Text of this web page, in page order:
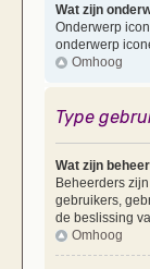
Wat zijn
Onderwerp
onderwerp
Omhoog
Type
Wat zijn
Beheerders
gebruikers,
de beslissing
Omhoog